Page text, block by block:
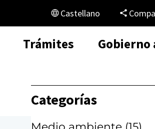
Castellano
Trámites
Categorías
Medio ambiente (15)